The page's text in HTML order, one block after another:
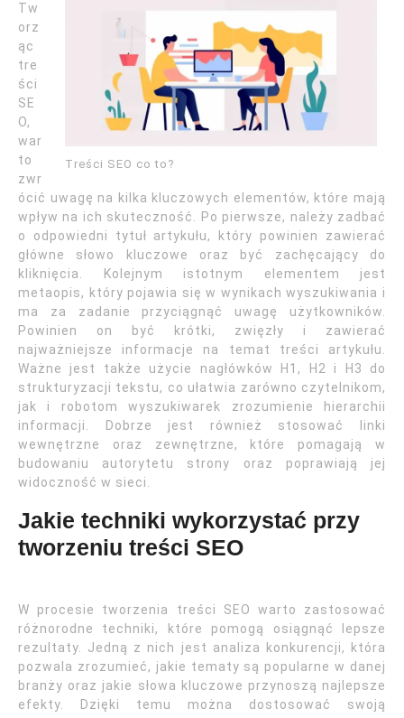
Treści SEO co to?
Tw
orz
ąc
tre
ści
SE
O,
war
to
zwr
ócić uwagę na kilka kluczowych elementów, które mają
wpływ na ich skuteczność. Po pierwsze, należy zadbać
o odpowiedni tytuł artykułu, który powinien zawierać
główne słowo kluczowe oraz być zachęcający do
kliknięcia. Kolejnym istotnym elementem jest
metaopis, który pojawia się w wynikach wyszukiwania i
ma za zadanie przyciągnąć uwagę użytkowników.
Powinien on być krótki, zwięzły i zawierać
najważniejsze informacje na temat treści artykułu.
Ważne jest także użycie nagłówków H1, H2 i H3 do
strukturyzacji tekstu, co ułatwia zarówno czytelnikom,
jak i robotom wyszukiwarek zrozumienie hierarchii
informacji. Dobrze jest również stosować linki
wewnętrzne oraz zewnętrzne, które pomagają w
budowaniu autorytetu strony oraz poprawiają jej
widoczność w sieci.
Jakie techniki wykorzystać przy
tworzeniu treści SEO
W procesie tworzenia treści SEO warto zastosować
różnorodne techniki, które pomogą osiągnąć lepsze
rezultaty. Jedną z nich jest analiza konkurencji, która
pozwala zrozumieć, jakie tematy są popularne w danej
branży oraz jakie słowa kluczowe przynoszą najlepsze
efekty. Dzięki temu można dostosować swoją